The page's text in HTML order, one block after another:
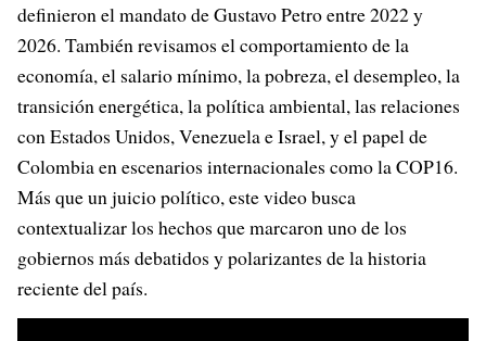
definieron el mandato de Gustavo Petro entre 2022 y
2026. También revisamos el comportamiento de la
economía, el salario mínimo, la pobreza, el desempleo, la
transición energética, la política ambiental, las relaciones
con Estados Unidos, Venezuela e Israel, y el papel de
Colombia en escenarios internacionales como la COP16.
Más que un juicio político, este video busca
contextualizar los hechos que marcaron uno de los
gobiernos más debatidos y polarizantes de la historia
reciente del país.